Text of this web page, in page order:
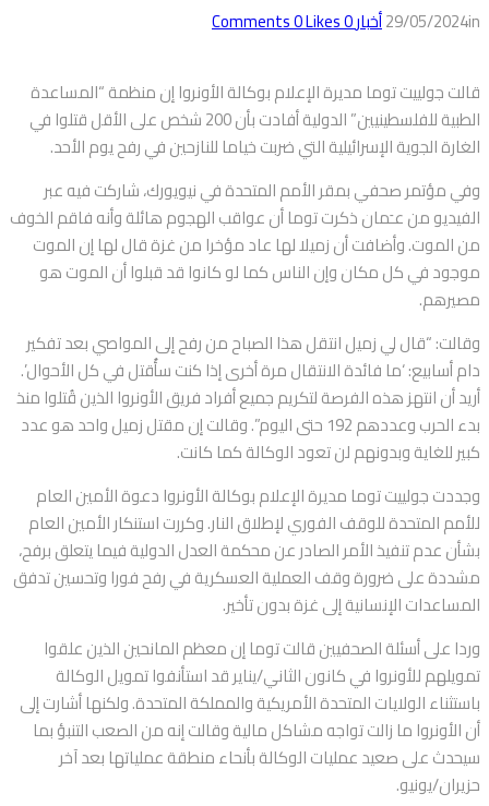
29/05/2024in أخبار0
Comments
0Likes
قالت جولييت توما مديرة الإعلام بوكالة الأونروا إن منظمة “المساعدة
الطبية للفلسطينيين” الدولية أفادت بأن 200 شخص على الأقل قتلوا في
الغارة الجوية الإسرائيلية التي ضربت خياما للنازحين في رفح يوم الأحد.
وفي مؤتمر صحفي بمقر الأمم المتحدة في نيويورك، شاركت فيه عبر
الفيديو من عـَمان ذكرت توما أن عواقب الهجوم هائلة وأنه فاقم الخوف
من الموت. وأضافت أن زميلا لها عاد مؤخرا من غزة قال لها إن الموت
موجود في كل مكان وإن الناس كما لو كانوا قد قبلوا أن الموت هو
مصيرهم.
وقالت: “قال لي زميل انتقل هذا الصباح من رفح إلى المواصي بعد تفكير
دام أسابيع: ‘ما فائدة الانتقال مرة أخرى إذا كنت سأُقتل في كل الأحوال’.
أريد أن انتهز هذه الفرصة لتكريم جميع أفراد فريق الأونروا الذين قُتلوا منذ
بدء الحرب وعددهم 192 حتى اليوم”. وقالت إن مقتل زميل واحد هو عدد
كبير للغاية وبدونهم لن تعود الوكالة كما كانت.
وجددت جولييت توما مديرة الإعلام بوكالة الأونروا دعوة الأمين العام
للأمم المتحدة للوقف الفوري لإطلاق النار. وكررت استنكار الأمين العام
بشأن عدم تنفيذ الأمر الصادر عن محكمة العدل الدولية فيما يتعلق برفح،
مشددة على ضرورة وقف العملية العسكرية في رفح فورا وتحسين تدفق
المساعدات الإنسانية إلى غزة بدون تأخير.
وردا على أسئلة الصحفيين قالت توما إن معظم المانحين الذين علقوا
تمويلهم للأونروا في كانون الثاني/يناير قد استأنفوا تمويل الوكالة
باستثناء الولايات المتحدة الأمريكية والمملكة المتحدة. ولكنها أشارت إلى
أن الأونروا ما زالت تواجه مشاكل مالية وقالت إنه من الصعب التنبؤ بما
سيحدث على صعيد عمليات الوكالة بأنحاء منطقة عملياتها بعد آخر
حزيران/يونيو.